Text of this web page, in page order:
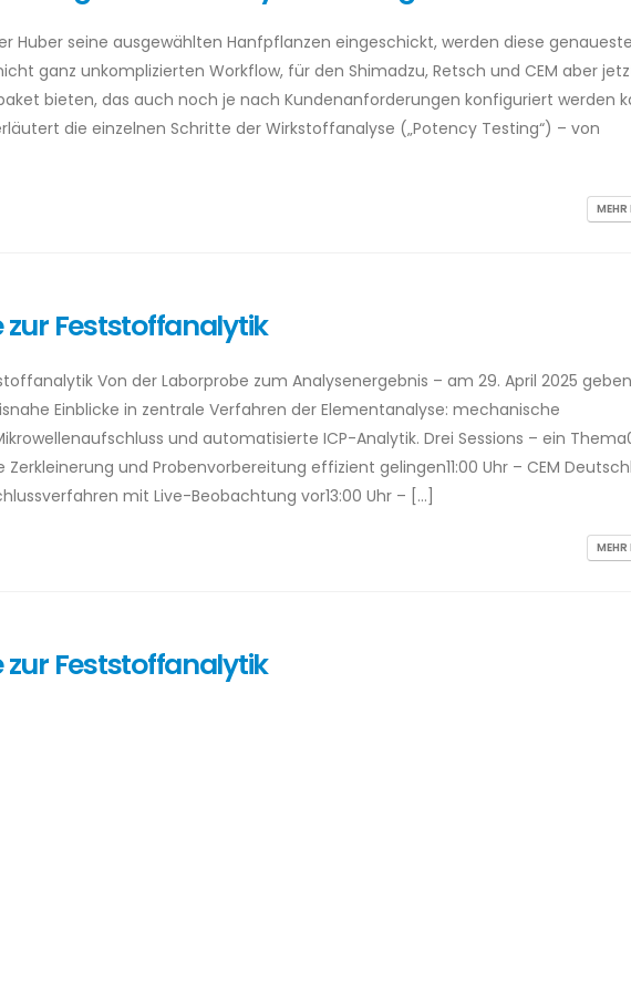
Huber seine ausgewählten Hanfpflanzen eingeschickt, werden diese
ganz unkomplizierten Workflow, für den Shimadzu, Retsch und CEM aber
bieten, das auch noch je nach Kundenanforderungen konfiguriert werden
die einzelnen Schritte der Wirkstoffanalyse („Potency Testing“) – von
MEHR
Feststoffanalytik
Von der Laborprobe zum Analysenergebnis – am 29. April 2025
Einblicke in zentrale Verfahren der Elementanalyse: mechanische
und automatisierte ICP-Analytik. Drei Sessions – ein
Zerkleinerung und Probenvorbereitung effizient gelingen11:00 Uhr – CEM
mit Live-Beobachtung vor13:00 Uhr – […]
MEHR
Feststoffanalytik